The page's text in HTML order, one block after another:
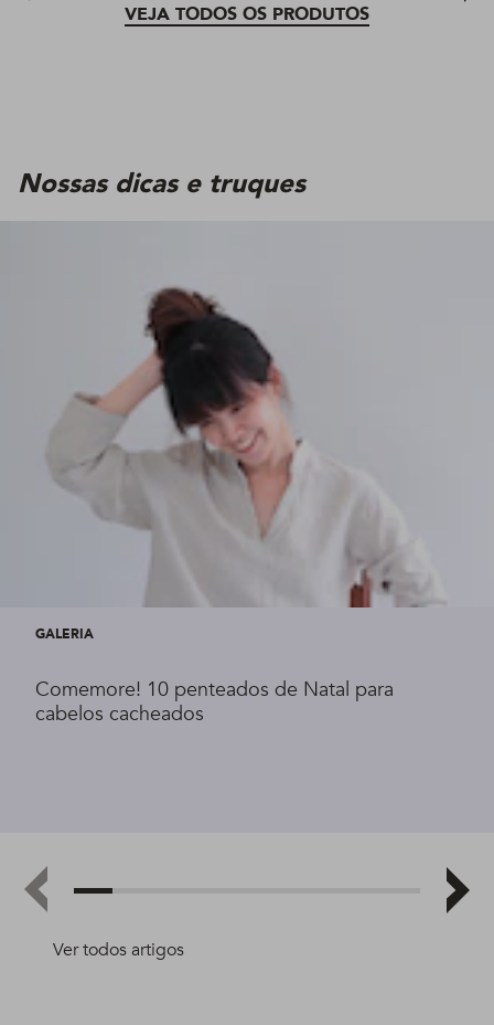
VEJA TODOS OS PRODUTOS
Nossas dicas e truques
Ver todos artigos
GALERIA
Comemore! 10 penteados de Natal para
cabelos cacheados